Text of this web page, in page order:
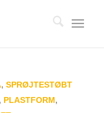
, SPRØJTESTØBT
, PLASTFORM,